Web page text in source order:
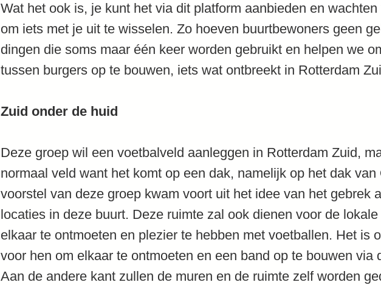
Wat het ook is, je kunt het via dit platform aanbieden en
om iets met je uit te wisselen. Zo hoeven buurtbewoners geen
dingen die soms maar één keer worden gebruikt en helpen we
tussen burgers op te bouwen, iets wat ontbreekt in Rotterdam
Zuid onder de huid
Deze groep wil een voetbalveld aanleggen in Rotterdam Zuid,
normaal veld want het komt op een dak, namelijk op het dak van
voorstel van deze groep kwam voort uit het idee van het gebrek
locaties in deze buurt. Deze ruimte zal ook dienen voor de
elkaar te ontmoeten en plezier te hebben met voetballen. Het is
voor hen om elkaar te ontmoeten en een band op te bouwen via
Aan de andere kant zullen de muren en de ruimte zelf worden